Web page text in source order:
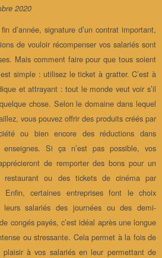
2020
d’année, signature d’un contrat important,
de vouloir récompenser vos salariés sont
Mais comment faire pour que tous soient
simple : utilisez le ticket à gratter. C’est à
et attrayant : tout le monde veut voir s’il
chose. Selon le domaine dans lequel
vous pouvez offrir des produits créés par
ou bien encore des réductions dans
enseignes. Si ça n’est pas possible, vos
de remporter des bons pour un
restaurant ou des tickets de cinéma par
Enfin, certaines entreprises font le choix
leurs salariés des journées ou des demi-
congés payés, c’est idéal après une longue
ou stressante. Cela permet à la fois de
plaisir à vos salariés en leur permettant de